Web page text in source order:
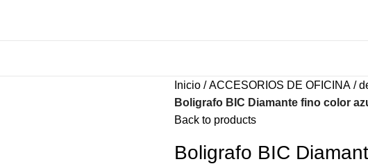
Inicio ACCESORIOS DE OFICINA
Boligrafo BIC Diamante fino color
Back to products
Boligrafo BIC